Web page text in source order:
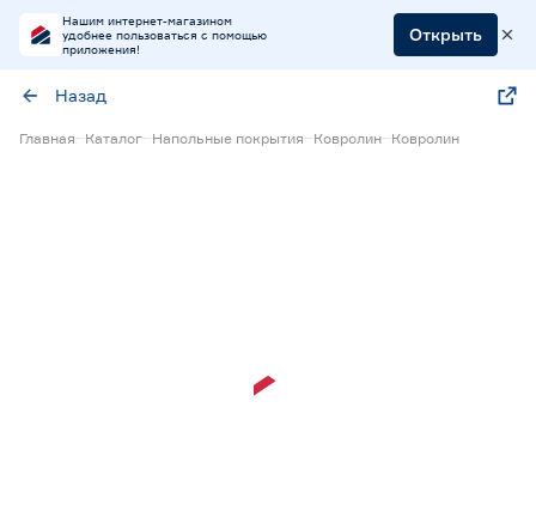
Нашим интернет-магазином
удобнее пользоваться с помощью
приложения!
Открыть
Назад
Главная Каталог Напольные покрытия Ковролин Ковролин